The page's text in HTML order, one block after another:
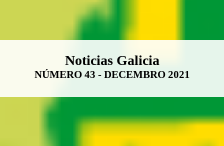
Boletín Noticias Galicia
Noticias Galicia
NÚMERO 43 - DECEMBRO 2021